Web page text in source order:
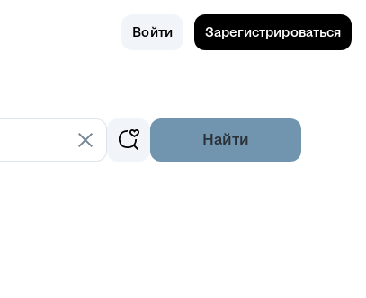
Войти Зарегистрироваться
Найти